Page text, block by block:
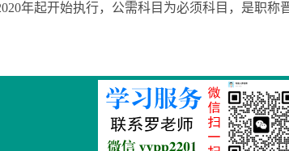
年起开始执行，公需科目为必须科目，是职称